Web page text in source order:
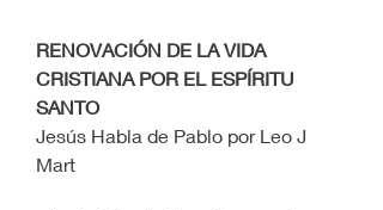
RENOVACIÓN DE LA VIDA
CRISTIANA POR EL ESPÍRITU
SANTO
Jesús Habla de Pablo por Leo J
Mart